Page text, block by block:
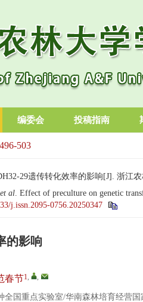
编委会 投稿指南
503
29遗传转化效率的影响[J]. 浙江农
et al. Effect of preculture on genetic
j.issn.2095-0756.20250347
的影响
春节1, ,
国重点实验室/华南森林培育经营